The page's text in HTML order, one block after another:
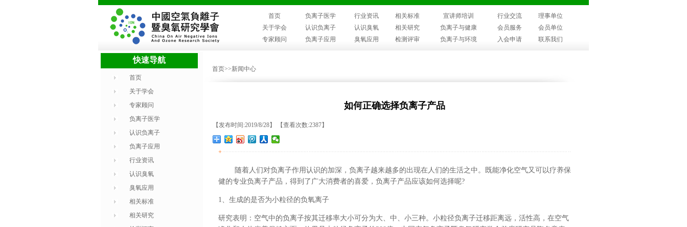
首页 负离子医学 行业资讯 相关标准 宣讲师培训 行业交流
理事单位
关于学会
认识负离子 认识臭氧 相关研究 负离子与健康 会员服务
会员单位
专家顾问
负离子应用 臭氧应用 检测评审 负离子与环境 入会申请 联系我们
快速导航
首页
关于学会
专家顾问
负离子医学
认识负离子
负离子应用
行业资讯
认识臭氧
臭氧应用
相关标准
相关研究
首页>>新闻中心
如何正确选择负离子产品
【发布时间:2019/8/28】 【查看次数:2387】
+
随着人们对负离子作用认识的加深，负离子越来越多的出现在人们的生活之中。
既能净化空气又可以疗养保
健的专业负离子产品，得到了广大消费者的喜爱，负离子产品应该如何选择呢?
1、生成的是否为小粒径的负氧离子
研究表明：空气中的负离子按其迁移率大小可分为大、中、小三种。小粒径负离子迁移距离远，活性高，在空气